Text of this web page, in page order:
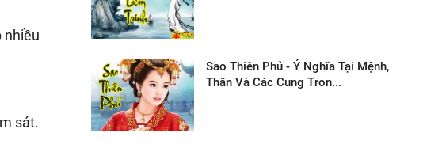
nhiều
sát.
Sao Thiên Phủ - Ý Nghĩa Tại Mệnh,
Thân Và Các Cung Tron...